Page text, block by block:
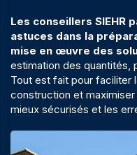
Les conseillers SIEHR
astuces dans la
mise en œuvre des
estimation des quantités,
Tout est fait pour faciliter
construction et
mieux sécurisés et les